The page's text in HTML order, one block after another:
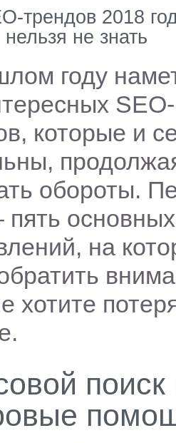
трендов 2018
не знать
году
SEO-
которые и
обороты.
пять основных
на
хотите
поиск